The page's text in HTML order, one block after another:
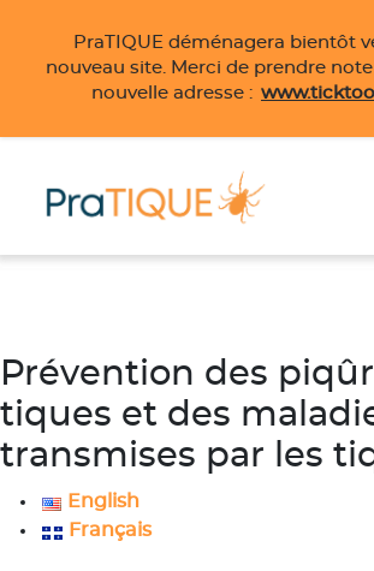
PraTIQUE déménagera bientôt
nouveau site. Merci de prendre
nouvelle adresse :
Prévention des
tiques et des
transmises par les
English
Français